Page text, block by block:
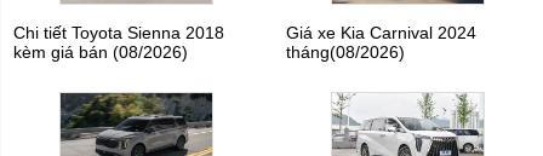
Chi tiết Toyota Sienna 2018
kèm giá bán (08/2026)
Giá xe Kia Carnival 2024
tháng(08/2026)